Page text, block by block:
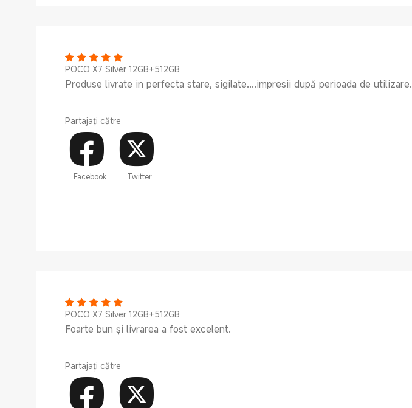
POCO X7 Silver 12GB+512GB
Produse livrate in perfecta stare, sigilate....impresii după perioada de utilizare.
Partajați către
Facebook Twitter
POCO X7 Silver 12GB+512GB
Foarte bun și livrarea a fost excelent.
Partajați către